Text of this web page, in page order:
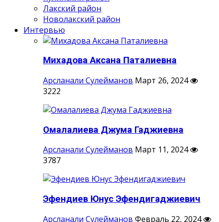
Лакский район
Новолакский район
Интервью
Михадова Аксана Паталиевна
Арсланали Сулейманов Март 26, 2024
3222
Омалалиева Джума Гаджиевна
Арсланали Сулейманов Март 11, 2024
3787
Эфендиев Юнус Эфендигаджиевич
Арсланали Сулейманов Февраль 22, 2024